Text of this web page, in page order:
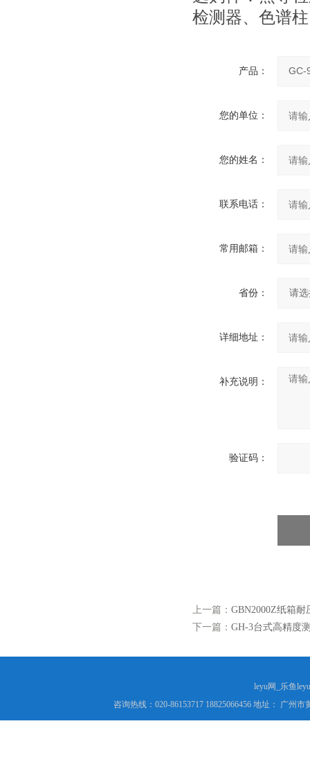
检测器、色谱柱
产品：
您的单位：
您的姓名：
联系电话：
常用邮箱：
省份：
详细地址：
补充说明：
验证码：
上一篇： GBN2000Z纸箱耐
下一篇： GH-3台式高精度
leyu网_乐鱼
咨询热线：020-86153717 18825066456 地址： 广州